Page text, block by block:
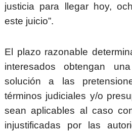
justicia para llegar hoy,
este juicio”.
El plazo razonable
interesados obtengan
solución a las
términos judiciales y/o
sean aplicables al caso
injustificadas por las